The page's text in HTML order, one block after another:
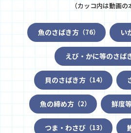
（カッコ内は動画の
魚のさばき方（76） い
えび・かに等のさば
貝のさばき方（14）
魚の締め方（2） 鮮度
つま・わさび（13）